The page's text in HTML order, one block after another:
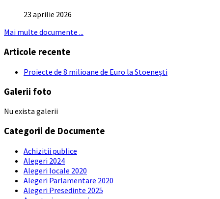
23 aprilie 2026
Mai multe documente ...
Articole recente
Proiecte de 8 milioane de Euro la Stoenești
Galerii foto
Nu exista galerii
Categorii de Documente
Achizitii publice
Alegeri 2024
Alegeri locale 2020
Alegeri Parlamentare 2020
Alegeri Presedinte 2025